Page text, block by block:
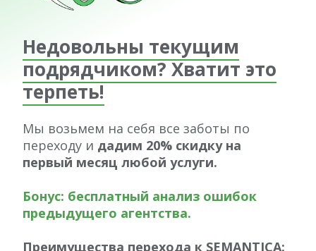
Недовольны текущим
подрядчиком? Хватит это
терпеть!
Мы возьмем на себя все заботы по
переходу и дадим 20% скидку на
первый месяц любой услуги.
Бонус: бесплатный анализ ошибок
предыдущего агентства.
Преимущества перехода к SEMANTICA: